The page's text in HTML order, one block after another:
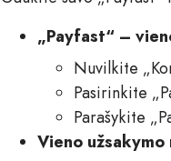
„Payfast“ –
Nuvilkite
Pasirinkite
Parašykite
Vieno